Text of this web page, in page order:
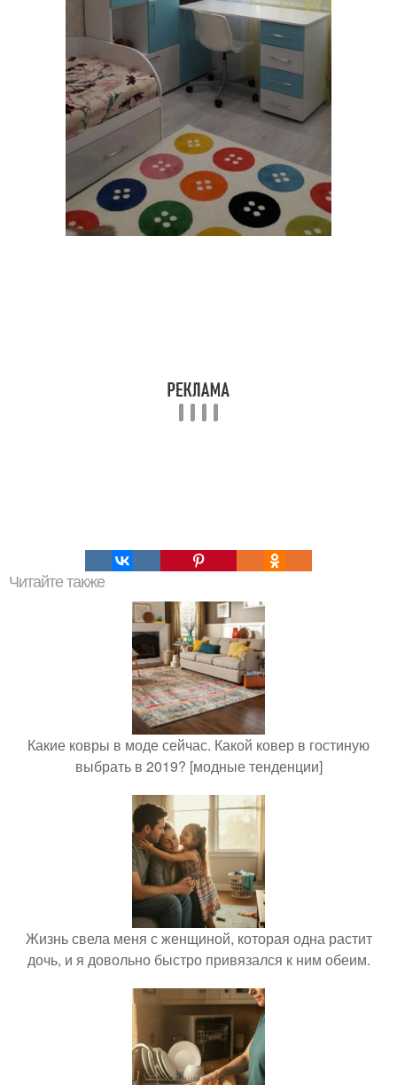
Читайте также
Какие ковры в моде сейчас. Какой ковер в гостиную
выбрать в 2019? [модные тенденции]
Жизнь свела меня с женщиной, которая одна растит
дочь, и я довольно быстро привязался к ним обеим.